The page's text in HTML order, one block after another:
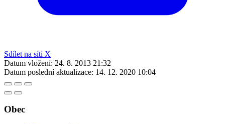
Sdílet na síti X
Datum vložení: 24. 8. 2013 21:32
Datum poslední aktualizace: 14. 12. 2020 10:04
Obec